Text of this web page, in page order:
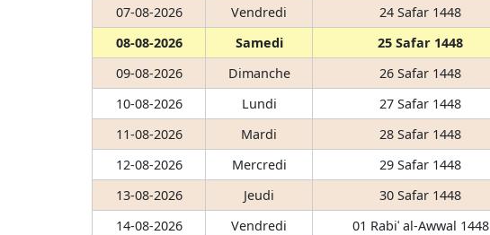
07-08-2026
Vendredi 24 Safar 1448
08-08-2026
Samedi 25 Safar 1448
09-08-2026
Dimanche 26 Safar 1448
10-08-2026
Lundi 27 Safar 1448
11-08-2026
Mardi 28 Safar 1448
12-08-2026
Mercredi 29 Safar 1448
13-08-2026
Jeudi 30 Safar 1448
14-08-2026
Vendredi 01 Rabiʿ al-Awwal 1448